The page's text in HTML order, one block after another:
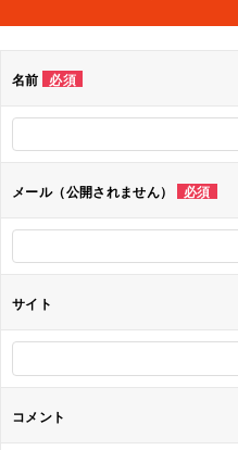
ビ
シ
ョ
ン
名前 必須
メール（公開されません） 必須
サイト
コメント